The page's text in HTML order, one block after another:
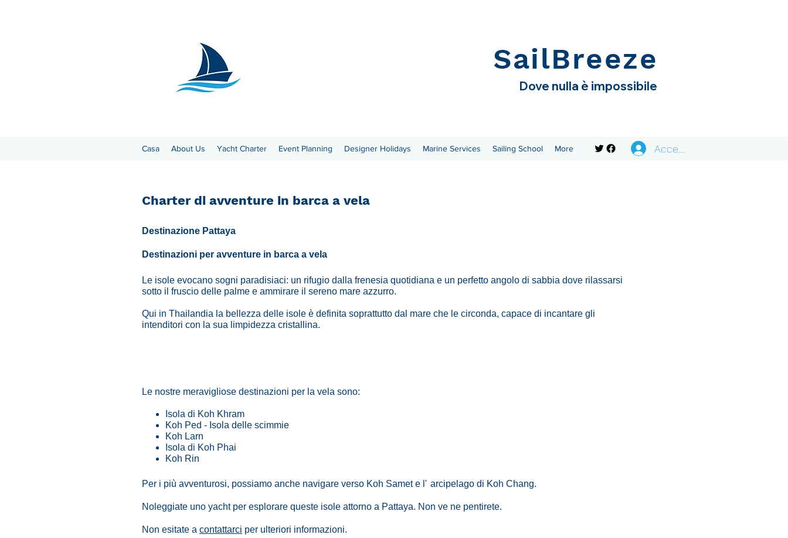
SailBreeze
Dove nulla è impossibile
Casa About Us Yacht Charter Event Planning Designer Holidays Marine Services Sailing School More Accedi
Charter di avventure in barca a vela
Destinazione Pattaya
Destinazioni per avventure in barca a vela
Le isole evocano sogni paradisiaci: un rifugio dalla frenesia quotidiana e un perfetto angolo di sabbia dove rilassarsi
sotto il fruscio delle palme e ammirare il sereno mare azzurro.
Qui in Thailandia la bellezza delle isole è definita soprattutto dal mare che le circonda, capace di incantare gli
intenditori con la sua limpidezza cristallina.
Le nostre meravigliose destinazioni per la vela sono:
Isola di Koh Khram
Koh Ped - Isola delle scimmie
Koh Larn
Isola di Koh Phai
Koh Rin
Per i più avventurosi, possiamo anche navigare verso Koh Samet e l' arcipelago di Koh Chang.
Noleggiate uno yacht per esplorare queste isole attorno a Pattaya. Non ve ne pentirete.
Non esitate a contattarci per ulteriori informazioni.